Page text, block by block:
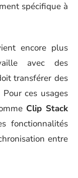
spécifique à
encore plus
avec des
transférer des
ces usages
Clip Stack
fonctionnalités
entre